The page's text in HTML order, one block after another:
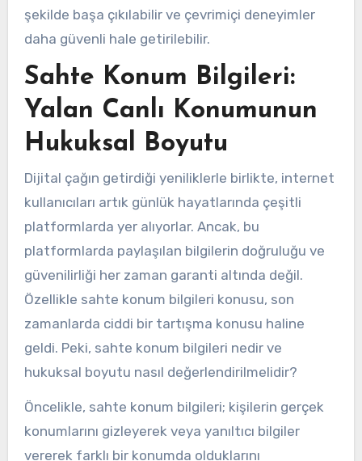
şekilde başa çıkılabilir ve çevrimiçi deneyimler
daha güvenli hale getirilebilir.
Sahte Konum Bilgileri:
Yalan Canlı Konumunun
Hukuksal Boyutu
Dijital çağın getirdiği yeniliklerle birlikte, internet
kullanıcıları artık günlük hayatlarında çeşitli
platformlarda yer alıyorlar. Ancak, bu
platformlarda paylaşılan bilgilerin doğruluğu ve
güvenilirliği her zaman garanti altında değil.
Özellikle sahte konum bilgileri konusu, son
zamanlarda ciddi bir tartışma konusu haline
geldi. Peki, sahte konum bilgileri nedir ve
hukuksal boyutu nasıl değerlendirilmelidir?
Öncelikle, sahte konum bilgileri; kişilerin gerçek
konumlarını gizleyerek veya yanıltıcı bilgiler
vererek farklı bir konumda olduklarını